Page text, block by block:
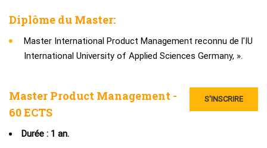
Diplôme du Master:
Master International Product Management reconnu de l'IU
International University of Applied Sciences Germany, ».
S'INSCRIRE
Master Product Management -
60 ECTS
Durée : 1 an.